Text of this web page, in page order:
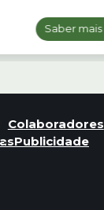
Saber mais
Colaboradores
Publicidade